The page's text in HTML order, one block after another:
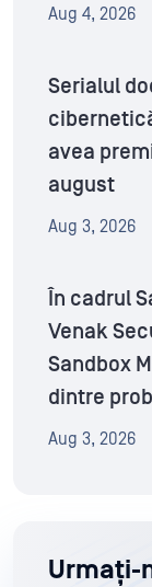
Aug 4, 2026
Serialul
avea
august
Aug 3, 2026
În cadrul
Venak
Sandbox
dintre
Aug 3, 2026
Urmați-